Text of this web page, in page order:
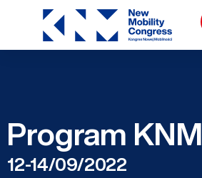
Program KNM
12-14/09/2022